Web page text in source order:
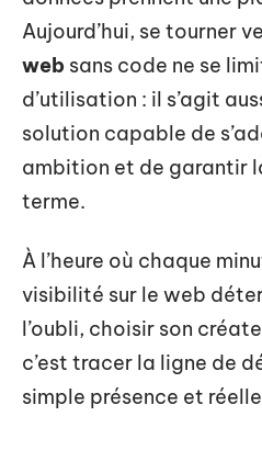
Aujourd’hui, se tourner
web sans code ne se
d’utilisation : il s’agit
solution capable de
ambition et de garantir
terme.
À l’heure où chaque
visibilité sur le web
l’oubli, choisir son
c’est tracer la ligne de
simple présence et